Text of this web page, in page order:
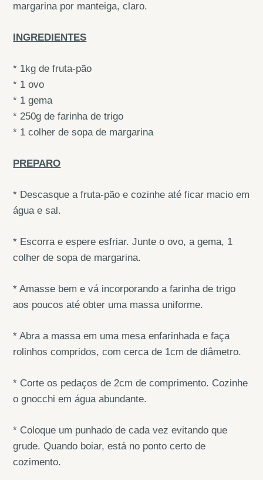
margarina por manteiga, claro.
INGREDIENTES
* 1kg de fruta-pão
* 1 ovo
* 1 gema
* 250g de farinha de trigo
* 1 colher de sopa de margarina
PREPARO
* Descasque a fruta-pão e cozinhe até ficar macio em
água e sal.
* Escorra e espere esfriar. Junte o ovo, a gema, 1
colher de sopa de margarina.
* Amasse bem e vá incorporando a farinha de trigo
aos poucos até obter uma massa uniforme.
* Abra a massa em uma mesa enfarinhada e faça
rolinhos compridos, com cerca de 1cm de diâmetro.
* Corte os pedaços de 2cm de comprimento. Cozinhe
o gnocchi em água abundante.
* Coloque um punhado de cada vez evitando que
grude. Quando boiar, está no ponto certo de
cozimento.